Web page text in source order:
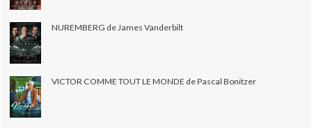
NUREMBERG de James Vanderbilt
VICTOR COMME TOUT LE MONDE de Pascal Bonitzer